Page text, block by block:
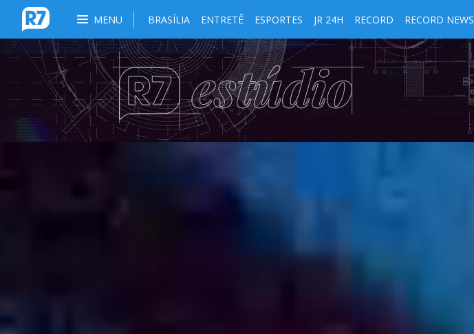
MENU BRASÍLIA ENTRETÊ ESPORTES JR 24H RECORD RECORD NEWS